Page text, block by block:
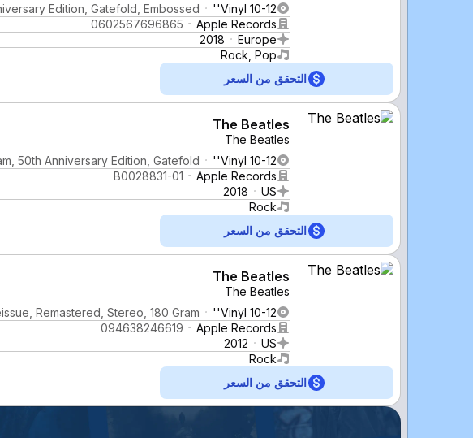
Vinyl 10-12''
Edition, Gatefold, Embossed
Apple Records
0602567696865
Europe
2018
Rock, Pop
التحقق من السعر
The Beatles
The Beatles
Vinyl 10-12''
50th Anniversary Edition, Gatefold
Apple Records
B0028831-01
US
2018
Rock
التحقق من السعر
The Beatles
The Beatles
Vinyl 10-12''
Remastered, Stereo, 180 Gram
Apple Records
094638246619
US
2012
Rock
التحقق من السعر